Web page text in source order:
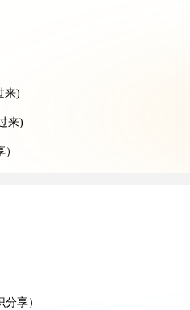
来)
来)
）
享）